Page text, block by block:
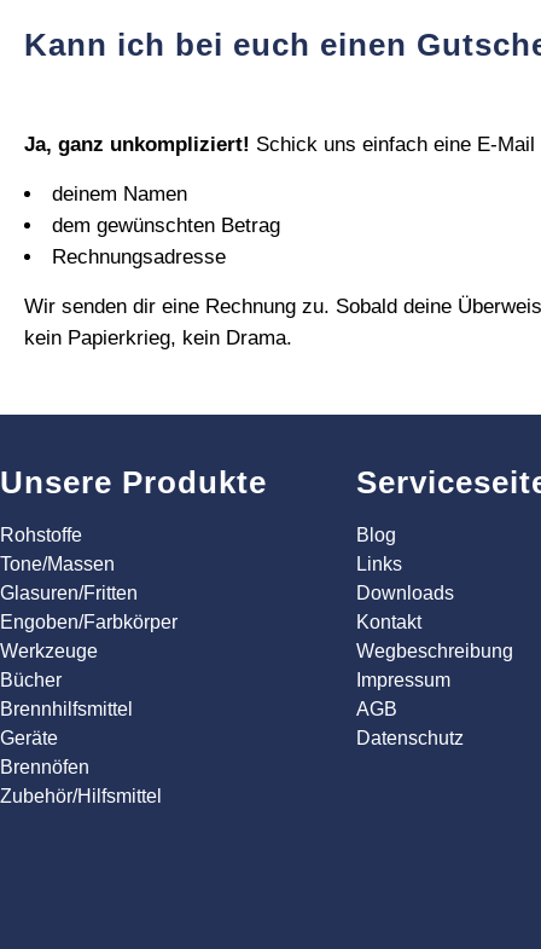
Kann ich bei euch einen
Ja, ganz unkompliziert! Schick uns einfach eine
deinem Namen
dem gewünschten Betrag
Rechnungsadresse
Wir senden dir eine Rechnung zu. Sobald deine
kein Papierkrieg, kein Drama.
Unsere Produkte
Rohstoffe
Tone/Massen
Glasuren/Fritten
Engoben/Farbkörper
Werkzeuge
Bücher
Brennhilfsmittel
Geräte
Brennöfen
Zubehör/Hilfsmittel
Blog
Links
Downloads
Kontakt
Wegbeschreibung
Impressum
AGB
Datenschutz